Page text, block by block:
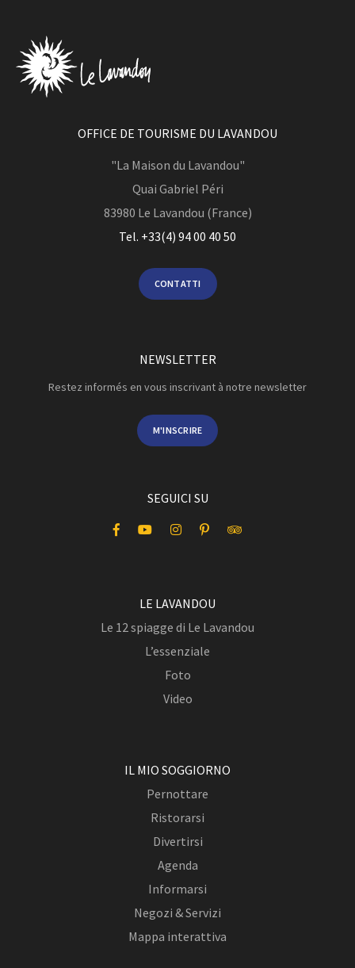
OFFICE DE TOURISME DU LAVANDOU
"La Maison du Lavandou"
Quai Gabriel Péri
83980 Le Lavandou (France)
Tel. +33(4) 94 00 40 50
CONTATTI
NEWSLETTER
Restez informés en vous inscrivant à notre newsletter
M'INSCRIRE
SEGUICI SU
LE LAVANDOU
Le 12 spiagge di Le Lavandou
L’essenziale
Foto
Video
IL MIO SOGGIORNO
Pernottare
Ristorarsi
Divertirsi
Agenda
Informarsi
Negozi & Servizi
Mappa interattiva